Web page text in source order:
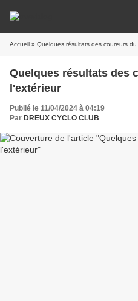
Accueil » Quelques résultats des coureurs
Quelques résultats des
l'extérieur
Publié le 11/04/2024 à 04:19
Par DREUX CYCLO CLUB